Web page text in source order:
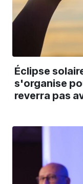
Éclipse
s'organise
reverra pas